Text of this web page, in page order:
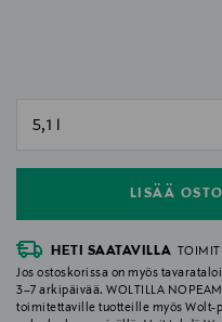
LISÄÄ
HETI SAATAVILLA
Jos ostoskorissa on myös
3–7 arkipäivää. WOLTILLA
toimitettaville tuotteille myös Wolt-